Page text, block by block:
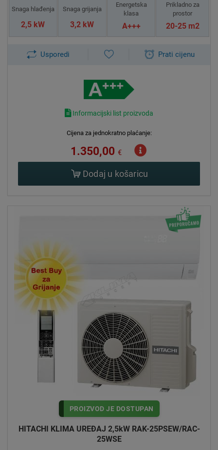
Snaga hlađenja
2,5 kW
Snaga grijanja
3,2 kW
Energetska
klasa
A+++
Prikladno za
prostor
20-25 m2
Usporedi Prati cijenu
Informacijski list proizvoda
Cijena za jednokratno plaćanje:
1.350,00 €
Dodaj u košaricu
PROIZVOD JE DOSTUPAN
HITACHI KLIMA UREĐAJ 2,5kW RAK-25PSEW/RAC-
25WSE